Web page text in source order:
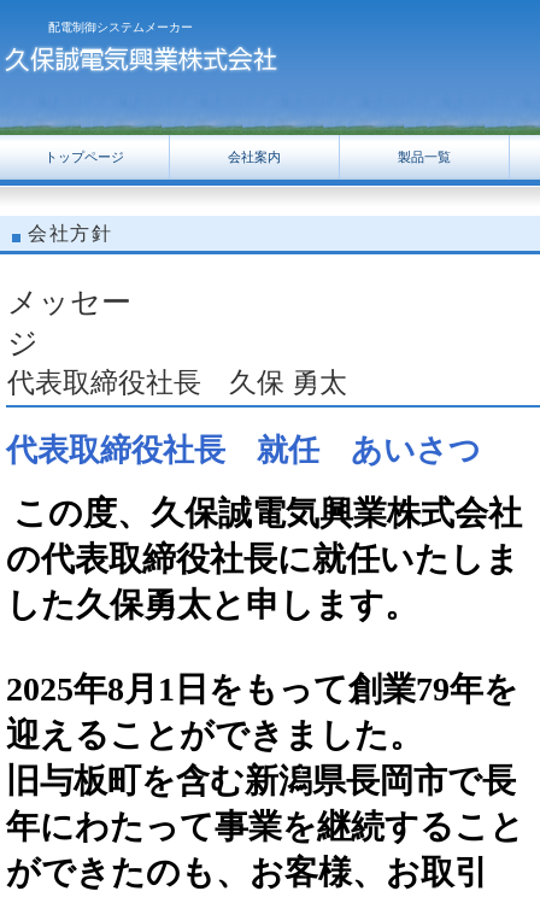
配電制御システムメーカー
会社方針
メッセー
代表取締役社長 久保 勇太
代表取締役社長 就任 あいさつ
この度、久保誠電気興業株式会社
の代表取締役社長に就任いたしま
した久保勇太と申します。
2025年8月1日をもって創業79年を
迎えることができました。
旧与板町を含む新潟県長岡市で長
年にわたって事業を継続すること
ができたのも、お客様、お取引
トップページ 会社案内 製品一覧